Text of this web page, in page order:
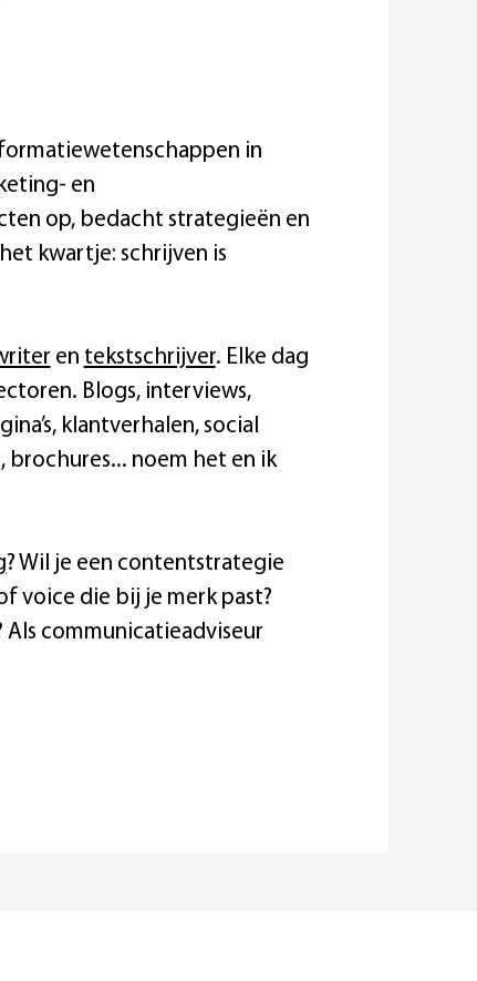
in
en
op, bedacht strategieën en
kwartje: schrijven is
en tekstschrijver. Elke dag
Blogs, interviews,
klantverhalen, social
noem het en ik
? Wil je een contentstrategie
voice die bij je merk past?
Als communicatieadviseur